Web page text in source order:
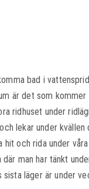
bad i
är det som
ridhuset under
lekar under
och rida under
man har tänkt
läger är under